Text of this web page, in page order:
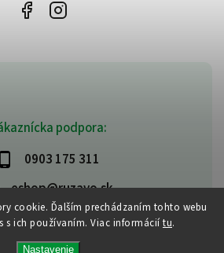
cookie. Ďalším prechádzaním tohto webu
s ich používaním. Viac informácií tu.
Nastavenie
podpora:
0903 175 311
eshop@ruzavo.sk